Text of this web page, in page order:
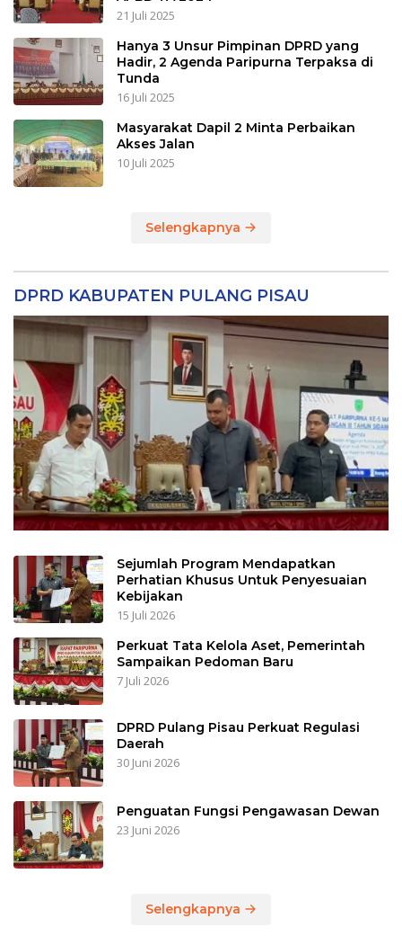
21 Juli 2025
Hanya 3 Unsur Pimpinan DPRD yang
Hadir, 2 Agenda Paripurna Terpaksa di
Tunda
16 Juli 2025
Masyarakat Dapil 2 Minta Perbaikan
Akses Jalan
10 Juli 2025
Selengkapnya
DPRD KABUPATEN PULANG PISAU
Sejumlah Program Mendapatkan
Perhatian Khusus Untuk Penyesuaian
Kebijakan
15 Juli 2026
Perkuat Tata Kelola Aset, Pemerintah
Sampaikan Pedoman Baru
7 Juli 2026
DPRD Pulang Pisau Perkuat Regulasi
Daerah
30 Juni 2026
Penguatan Fungsi Pengawasan Dewan
23 Juni 2026
Selengkapnya